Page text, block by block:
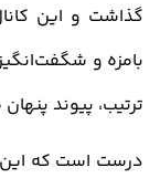
گذاشت و این
بامزه و
ترتیب، پیوند
درست است که این